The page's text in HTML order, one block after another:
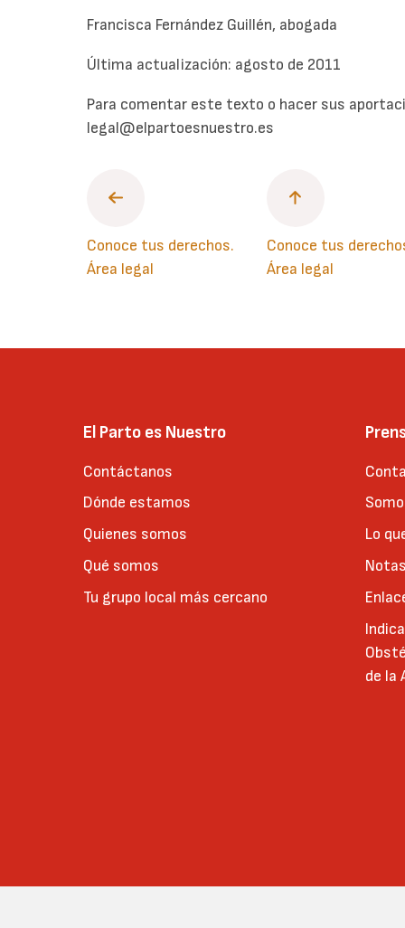
Francisca Fernández Guillén, abogada
Última actualización: agosto de 2011
Para comentar este texto o hacer sus
legal@elpartoesnuestro.es
Conoce tus derechos.
Área legal
Conoce tus
Área legal
El Parto es Nuestro
Contáctanos
Dónde estamos
Quienes somos
Qué somos
Tu grupo local más cercano
Lo
de la